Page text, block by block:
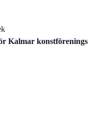
Kalmar konstförenings